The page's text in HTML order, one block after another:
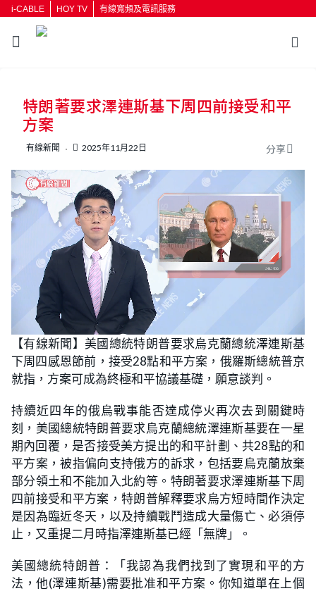
i-CABLE HOY TV 有線寬頻及電訊服務
按輸入鍵開始搜尋
特朗著要求澤連斯基下周四前接受和平
方案
有線新聞 2025年11月22日 分享
U
n
m
t
e
o
a
d
e
:
2
6
2
%
【有線新聞】美國總統特朗普要求烏克蘭總統澤連斯基
下周四感恩節前，接受28點和平方案，俄羅斯總統普京
就指，方案可成為終極和平協議基礎，願意談判。
持續近四年的俄烏戰事能否達成停火再次去到關鍵時
刻，美國總統特朗普要求烏克蘭總統澤連斯基要在一星
期內回覆，是否接受美方提出的和平計劃、共28點的和
平方案，被指偏向支持俄方的訴求，包括要烏克蘭放棄
部分領土和不能加入北約等。特朗著要求澤連斯基下周
四前接受和平方案，特朗普解釋要求烏方短時間作決定
是因為臨近冬天，以及持續戰鬥造成大量傷亡、必須停
止，又重提二月時指澤連斯基已經「無牌」。
美國總統特朗普：「我認為我們找到了實現和平的方
法，他(澤連斯基)需要批准和平方案。你知道單在上個